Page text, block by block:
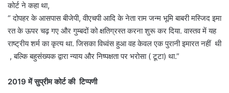
कोर्ट ने कहा था,
“ दोपहर के आसपास बीजेपी, वीएचपी आदि के नेता राम जन्म भूमि बाबरी मस्जिद इमा
रत के ऊपर चढ़ गए और गुम्बदों को क्षतिग्रस्त करना शुरू कर दिया. वास्तव में यह
राष्ट्रीय शर्म का कृत्य था. जिसका विध्वंस हुआ वह केवल एक पुरानी इमारत नहीं थी
, बल्कि बहुसंख्यक द्वारा न्याय और निष्पक्षता पर भरोसा ( टूटा) था.”
2019 में सुप्रीम कोर्ट की टिप्पणी